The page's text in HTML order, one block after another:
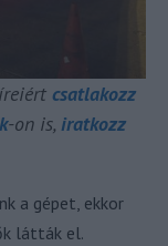
csatlakozz
-on is, iratkozz
a gépet, ekkor
látták el.